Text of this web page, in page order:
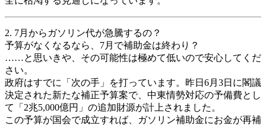
2. 7月からガソリン代が急騰するの？
予算がなくなるなら、7月で補助金は終わり？
……と思いきや、その可能性は極めて低いので安心してくだ
さい。
政府はすでに「次の手」を打っています。昨日6月3日に閣議
決定された新たな補正予算案で、中東情勢対応の予備費とし
て「2兆5,000億円」の追加財源が計上されました。
この予算が国会で成立すれば、ガソリン補助金にお金が再補